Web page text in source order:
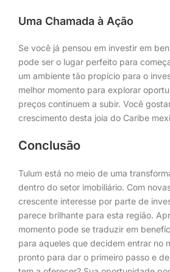
Uma Chamada à Ação
Se você já pensou em investir em
pode ser o lugar perfeito para
um ambiente tão propício para o
melhor momento para explorar
preços continuem a subir. Você
crescimento desta joia do Caribe
Conclusão
Tulum está no meio de uma
dentro do setor imobiliário. Com
crescente interesse por parte de
parece brilhante para esta região.
momento pode se traduzir em
para aqueles que decidem entrar no
pronto para dar o primeiro passo e